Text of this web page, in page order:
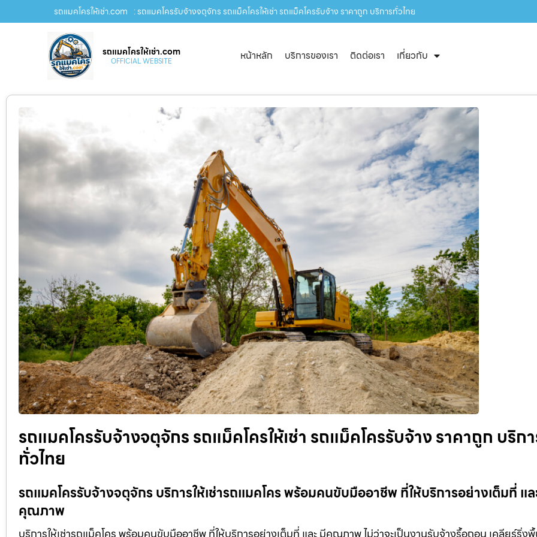
รถแมคโครให้เช่า.com : รถแมคโครรับจ้างจตุจักร รถแม็คโครให้เช่า รถแม็คโครรับจ้าง ราคาถูก บริการทั่วไทย
รถแมคโครให้เช่า.com
OFFICIAL WEBSITE หน้าหลัก บริการของเรา ติดต่อเรา เกี่ยวกับ
รถแมคโครรับจ้างจตุจักร รถแม็คโครให้เช่า รถแม็คโครรับจ้าง ราคาถูก บริก
ทั่วไทย
รถแมคโครรับจ้างจตุจักร บริการให้เช่ารถแมคโคร พร้อมคนขับมืออาชีพ ที่ให้บริการอย่างเต็มที่ แล
คุณภาพ